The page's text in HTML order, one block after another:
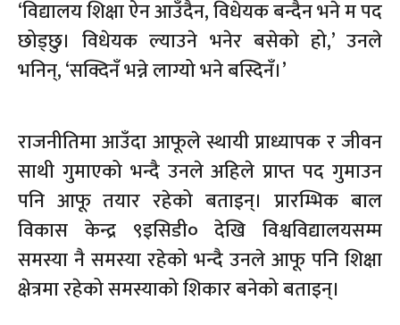
‘विद्यालय शिक्षा ऐन आउँदैन, विधेयक बन्दैन भने म पद
छोड्छु। विधेयक ल्याउने भनेर बसेको हो,’ उनले
भनिन्, ‘सक्दिनँ भन्ने लाग्यो भने बस्दिनँ।’
राजनीतिमा आउँदा आफूले स्थायी प्राध्यापक र जीवन
साथी गुमाएको भन्दै उनले अहिले प्राप्त पद गुमाउन
पनि आफू तयार रहेको बताइन्। प्रारम्भिक बाल
विकास केन्द्र ९इसिडी० देखि विश्वविद्यालयसम्म
समस्या नै समस्या रहेको भन्दै उनले आफू पनि शिक्षा
क्षेत्रमा रहेको समस्याको शिकार बनेको बताइन्।